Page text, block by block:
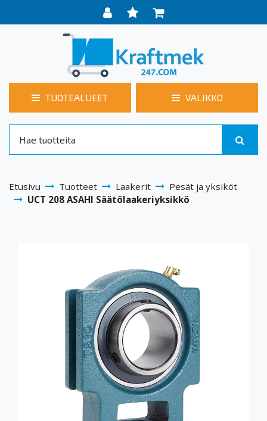
TUOTEALUEET VALIKKO
Etusivu Tuotteet Laakerit
Pesät ja yksiköt
UCT 208 ASAHI Säätölaakeriyksikkö